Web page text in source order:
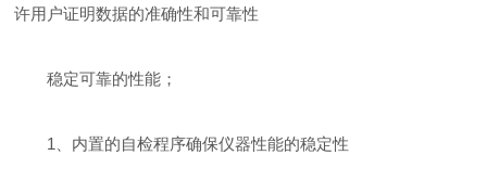
许用户证明数据的准确性和可靠性
稳定可靠的性能；
1、内置的自检程序确保仪器性能的稳定性